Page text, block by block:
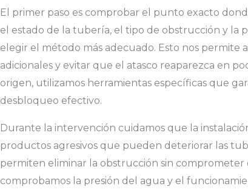
El primer paso es comprobar el punto exacto
el estado de la tubería, el tipo de obstrucción y la
elegir el método más adecuado. Esto nos permite
adicionales y evitar que el atasco reaparezca en
origen, utilizamos herramientas específicas que
desbloqueo efectivo.
Durante la intervención cuidamos que la
productos agresivos que pueden deteriorar las
permiten eliminar la obstrucción sin comprometer
comprobamos la presión del agua y el